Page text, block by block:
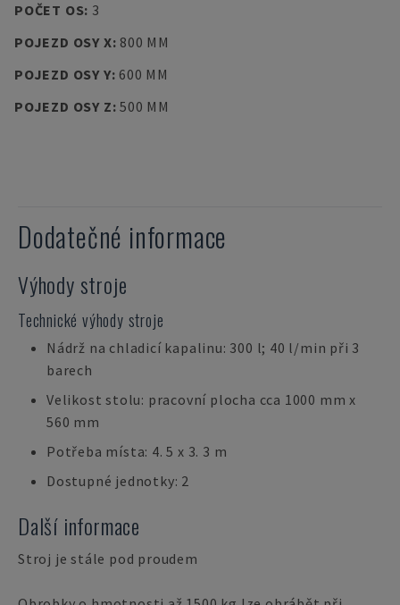
POČET OS: 3
POJEZD OSY X: 800 MM
POJEZD OSY Y: 600 MM
POJEZD OSY Z:500 MM
Dodatečné informace
Výhody stroje
Technické výhody stroje
Nádrž na chladicí kapalinu: 300 l; 40 l/min při 3
barech
Velikost stolu: pracovní plocha cca 1000 mm x
560 mm
Potřeba místa: 4. 5 x 3. 3 m
Dostupné jednotky: 2
Další informace
Stroj je stále pod proudem